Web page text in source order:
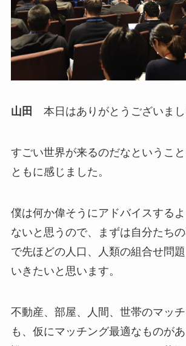
山田 本日はありがとうございまし
すごい世界が来るのだなというこ
ともに感じました。
僕は何か偉そうにアドバイスする
ないと思うので、まずは自分たち
で先ほどの人口、人類の組合せ問
いきたいと思います。
不動産、部屋、人間、世帯のマッ
も、仮にマッチング最適なものが